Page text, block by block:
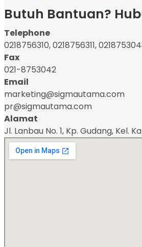
Butuh Bantuan?
Telephone
0218756310, 0218756311,
Fax
021-8753042
Email
marketing@sigmautama.com
pr@sigmautama.com
Alamat
Jl. Lanbau No. 1, Kp. Gudang, Kel.